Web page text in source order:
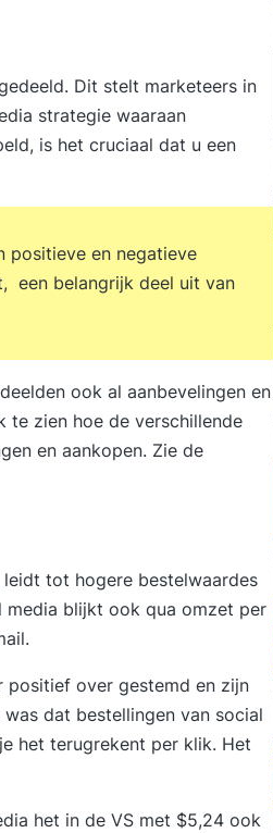
Dit stelt marketeers in
strategie waaraan
is het cruciaal dat u een
positieve en negatieve
een belangrijk deel uit van
ook al aanbevelingen en
te zien hoe de verschillende
en aankopen. Zie de
tot hogere bestelwaardes
media blijkt ook qua omzet per
positief over gestemd en zijn
dat bestellingen van social
het terugrekent per klik. Het
het in de VS met $5,24 ook